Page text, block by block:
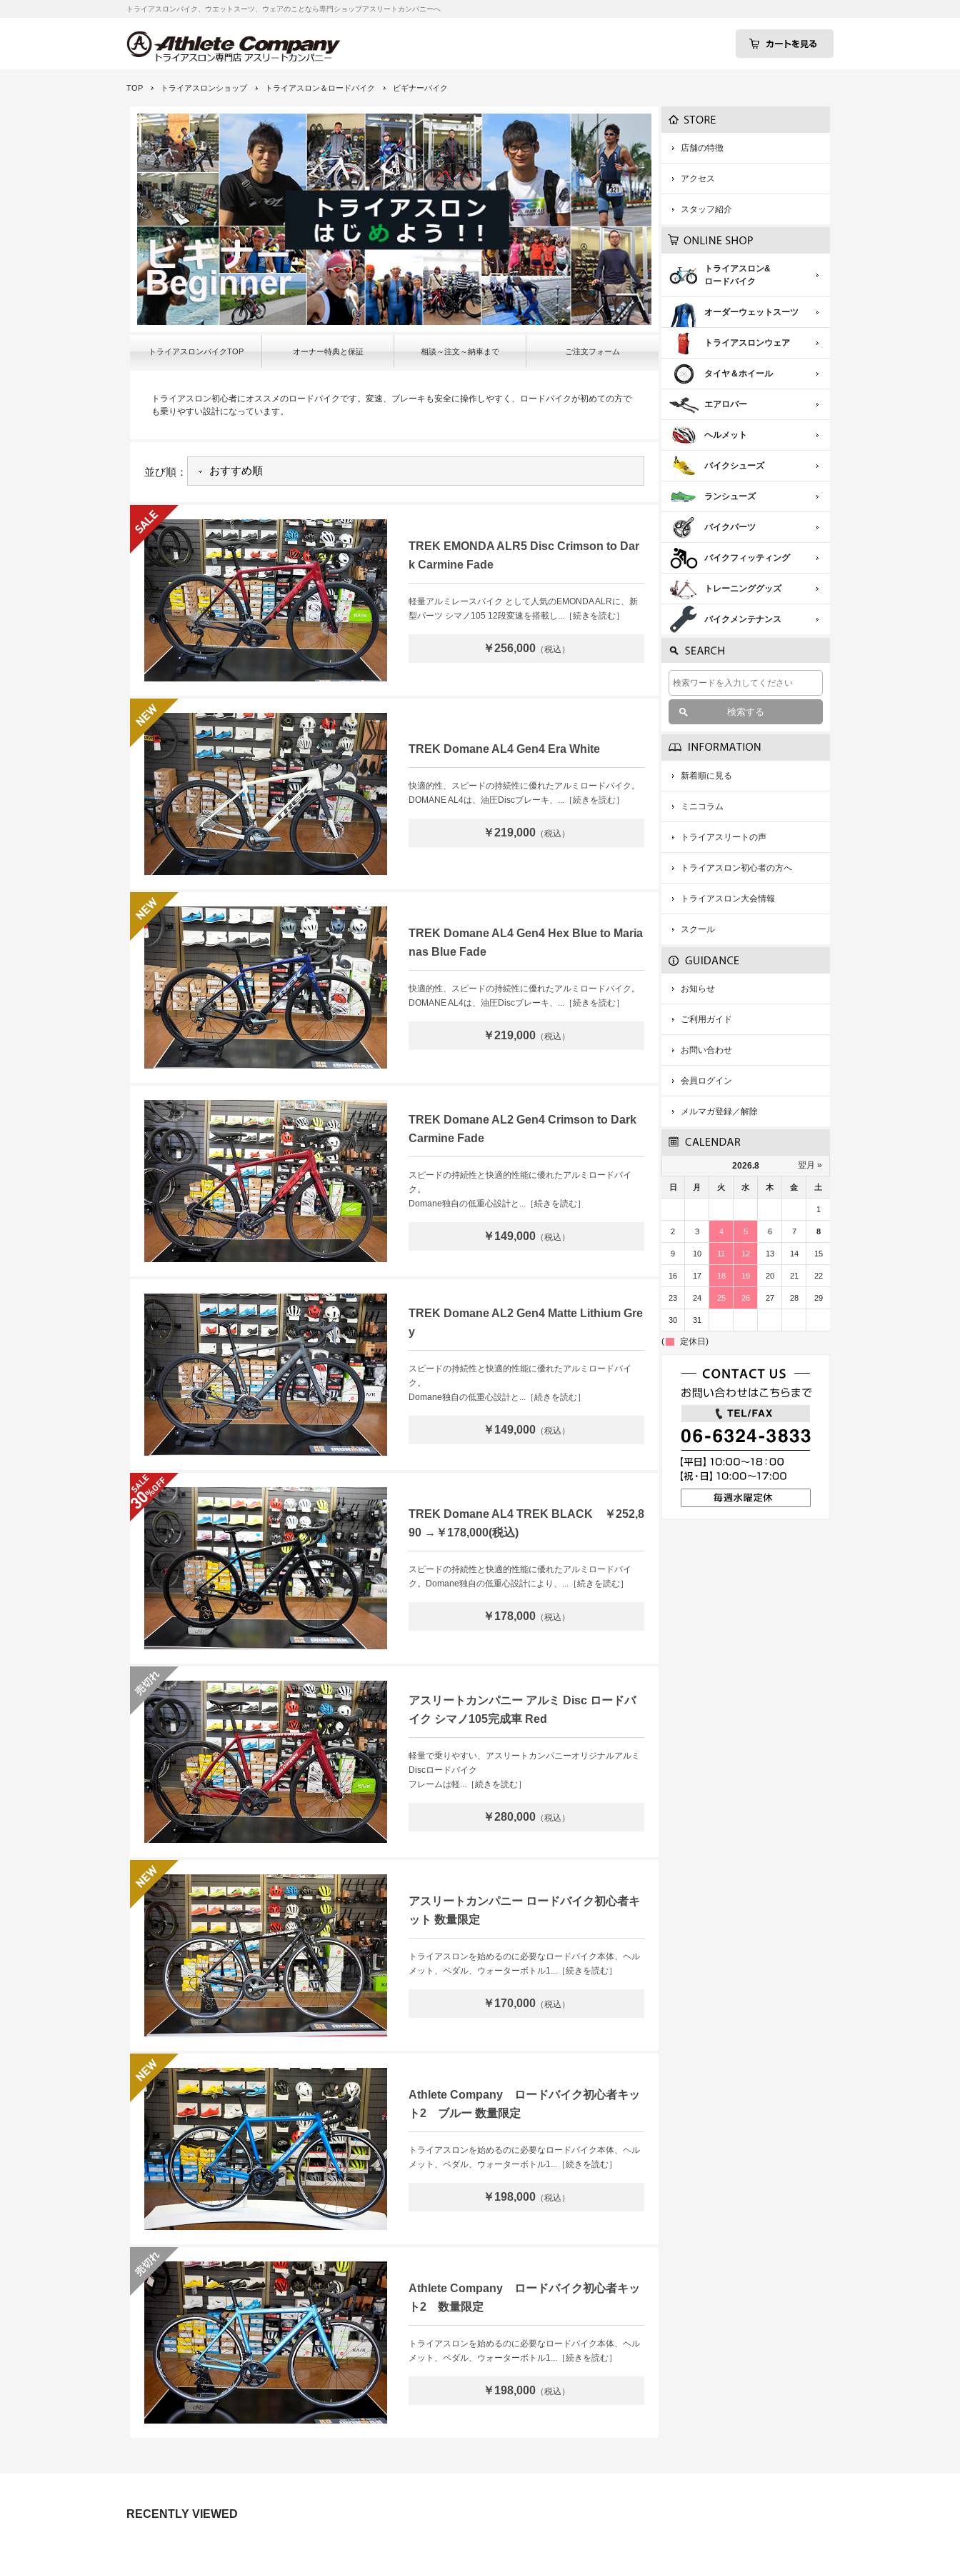
トライアスロンバイク、ウエットスーツ、ウェアのことなら専門ショップアスリートカンパニーへ
TOP トライアスロンショップ トライアスロン＆ロードバイク ビギナーバイク
トライアスロンバイクTOP オーナー特典と保証 相談～注文～納車まで ご注文フォーム
トライアスロン初心者にオススメのロードバイクです。変速、ブレーキも安全に操作しやすく、ロードバイクが初めての方で
も乗りやすい設計になっています。
並び順：
TREK EMONDA ALR5 Disc Crimson to Dar
k Carmine Fade
軽量アルミレースバイク として人気のEMONDA ALRに、新
型パーツ シマノ105 12段変速を搭載し...［続きを読む］
￥256,000 （税込）
TREK Domane AL4 Gen4 Era White
快適的性、スピードの持続性に優れたアルミロードバイク。
DOMANE AL4は、油圧Discブレーキ、...［続きを読む］
￥219,000 （税込）
TREK Domane AL4 Gen4 Hex Blue to Maria
nas Blue Fade
快適的性、スピードの持続性に優れたアルミロードバイク。
DOMANE AL4は、油圧Discブレーキ、...［続きを読む］
￥219,000 （税込）
TREK Domane AL2 Gen4 Crimson to Dark
Carmine Fade
スピードの持続性と快適的性能に優れたアルミロードバイ
ク。
Domane独自の低重心設計と...［続きを読む］
￥149,000 （税込）
TREK Domane AL2 Gen4 Matte Lithium Gre
y
スピードの持続性と快適的性能に優れたアルミロードバイ
ク。
Domane独自の低重心設計と...［続きを読む］
￥149,000 （税込）
TREK Domane AL4 TREK BLACK ￥252,8
90 →￥178,000(税込)
スピードの持続性と快適的性能に優れたアルミロードバイ
ク。Domane独自の低重心設計により、...［続きを読む］
￥178,000 （税込）
アスリートカンパニー アルミ Disc ロードバ
イク シマノ105完成車 Red
軽量で乗りやすい、アスリートカンパニーオリジナルアルミ
Discロードバイク
フレームは軽...［続きを読む］
￥280,000 （税込）
アスリートカンパニー ロードバイク初心者キ
ット 数量限定
トライアスロンを始めるのに必要なロードバイク本体、ヘル
メット、ペダル、ウォーターボトル1...［続きを読む］
￥170,000 （税込）
Athlete Company ロードバイク初心者キッ
ト2 ブルー 数量限定
トライアスロンを始めるのに必要なロードバイク本体、ヘル
メット、ペダル、ウォーターボトル1...［続きを読む］
￥198,000 （税込）
Athlete Company ロードバイク初心者キッ
ト2 数量限定
トライアスロンを始めるのに必要なロードバイク本体、ヘル
メット、ペダル、ウォーターボトル1...［続きを読む］
￥198,000 （税込）
店舗の特徴
アクセス
スタッフ紹介
トライアスロン&
ロードバイク
オーダーウェットスーツ
トライアスロンウェア
タイヤ＆ホイール
エアロバー
ヘルメット
バイクシューズ
ランシューズ
バイクパーツ
バイクフィッティング
トレーニンググッズ
バイクメンテナンス
新着順に見る
ミニコラム
トライアスリートの声
トライアスロン初心者の方へ
トライアスロン大会情報
スクール
お知らせ
ご利用ガイド
お問い合わせ
会員ログイン
メルマガ登録／解除
2026.8 翌月 »
日 月 火 水 木 金 土
1
2 3 4 5 6 7 8
9 10 11 12 13 14 15
16 17 18 19 20 21 22
23 24 25 26 27 28 29
30 31
( 定休日)
RECENTLY VIEWED